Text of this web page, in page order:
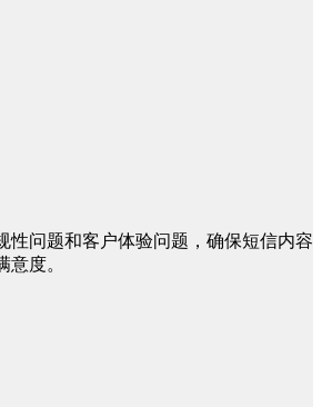
性问题和客户体验问题，确保短信内容
度。